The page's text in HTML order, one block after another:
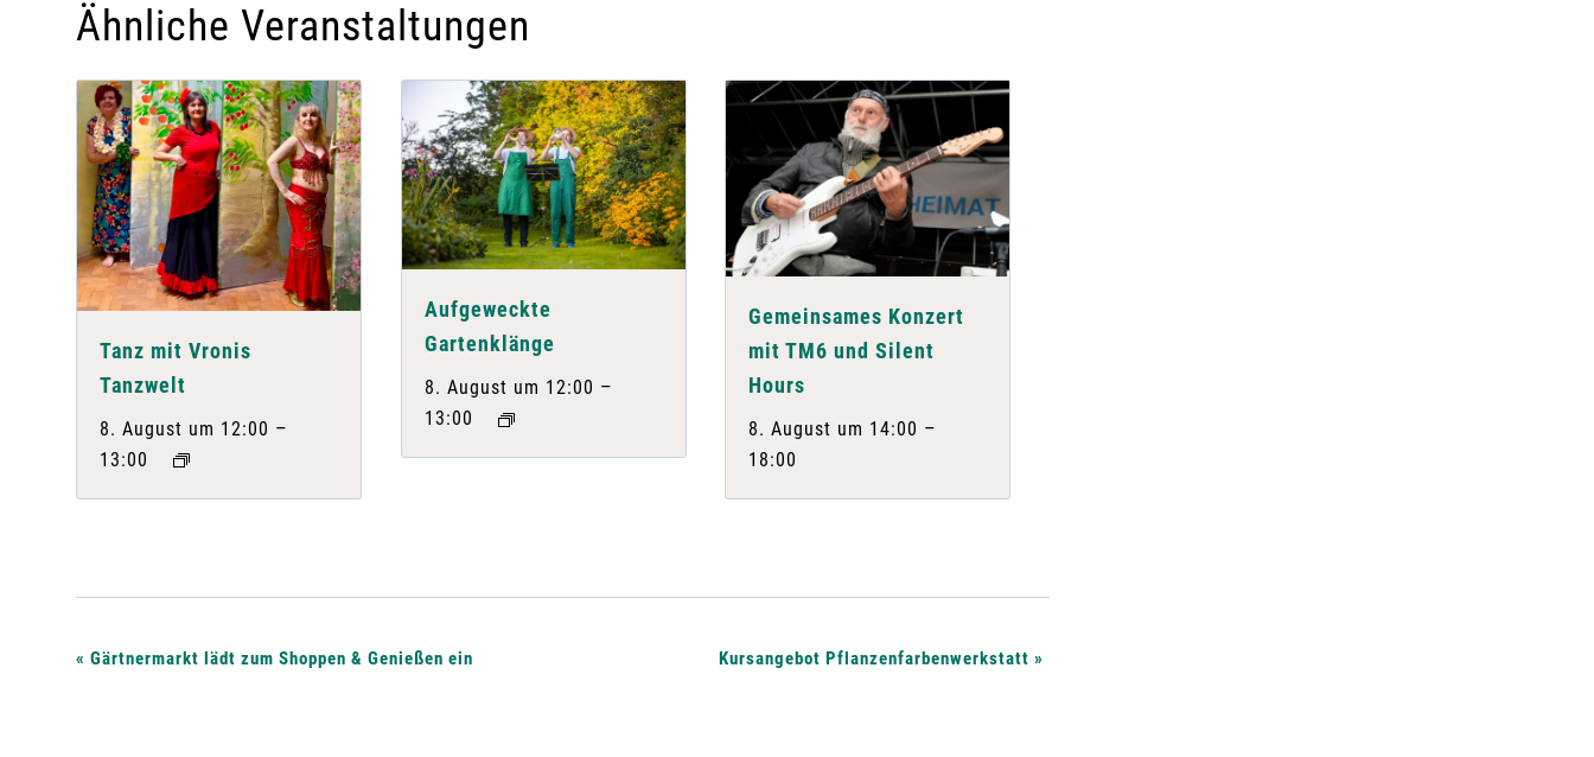
Ähnliche Veranstaltungen
Tanz mit Vronis
Tanzwelt
8. August um 12:00 –
13:00
Aufgeweckte
Gartenklänge
8. August um 12:00 –
13:00
Gemeinsames Konzert
mit TM6 und Silent
Hours
8. August um 14:00 –
18:00
V
« Gärtnermarkt lädt zum Shoppen & Genießen ein Kursangebot Pflanzenfarbenwerkstatt»